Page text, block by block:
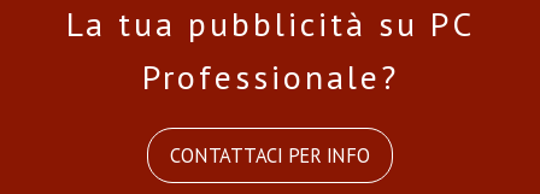
La tua pubblicità su PC
Professionale?
CONTATTACI PER INFO